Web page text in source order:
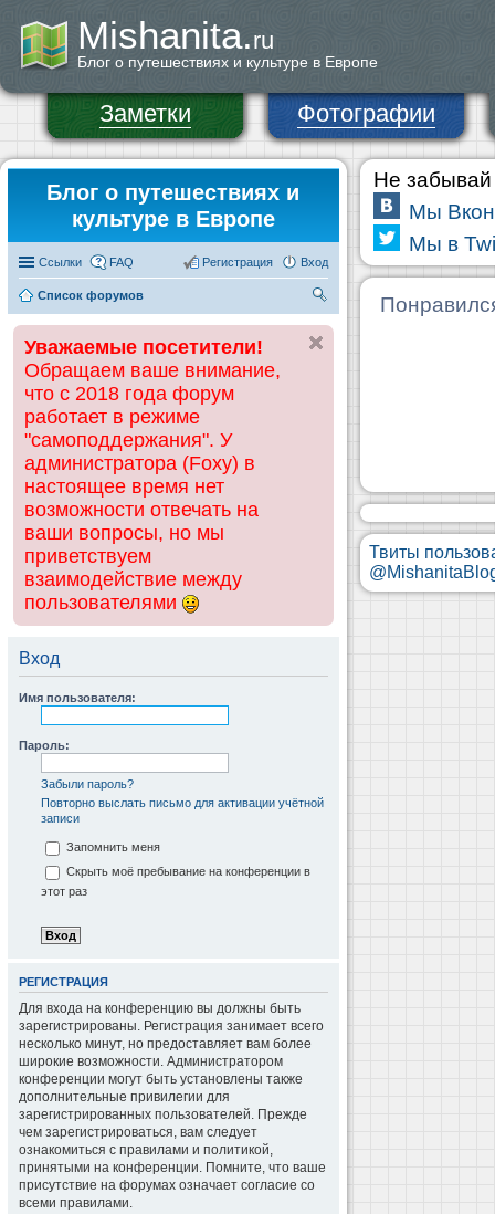
Mishanita.ru
Блог о путешествиях и культуре в Европе
Заметки Фотографии
Блог о путешествиях и
культуре в Европе
Ссылки FAQ Вход
Регистрация
Список форумов
ск
Уважаемые посетители!
Обращаем ваше внимание,
что с 2018 года форум
работает в режиме
"самоподдержания". У
администратора (Foxy) в
настоящее время нет
возможности отвечать на
ваши вопросы, но мы
приветствуем
взаимодействие между
пользователями
Вход
Имя пользователя:
Пароль:
Забыли пароль?
Повторно выслать письмо для активации учётной
записи
Запомнить меня
Скрыть моё пребывание на конференции в
этот раз
РЕГИСТРАЦИЯ
Для входа на конференцию вы должны быть
зарегистрированы. Регистрация занимает всего
несколько минут, но предоставляет вам более
широкие возможности. Администратором
конференции могут быть установлены также
дополнительные привилегии для
зарегистрированных пользователей. Прежде
чем зарегистрироваться, вам следует
ознакомиться с правилами и политикой,
принятыми на конференции. Помните, что ваше
присутствие на форумах означает согласие со
всеми правилами.
Не забывай
Мы
Мы в
Твиты